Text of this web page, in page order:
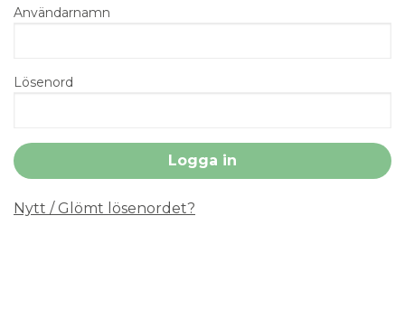
Användarnamn
Lösenord
Nytt / Glömt lösenordet?